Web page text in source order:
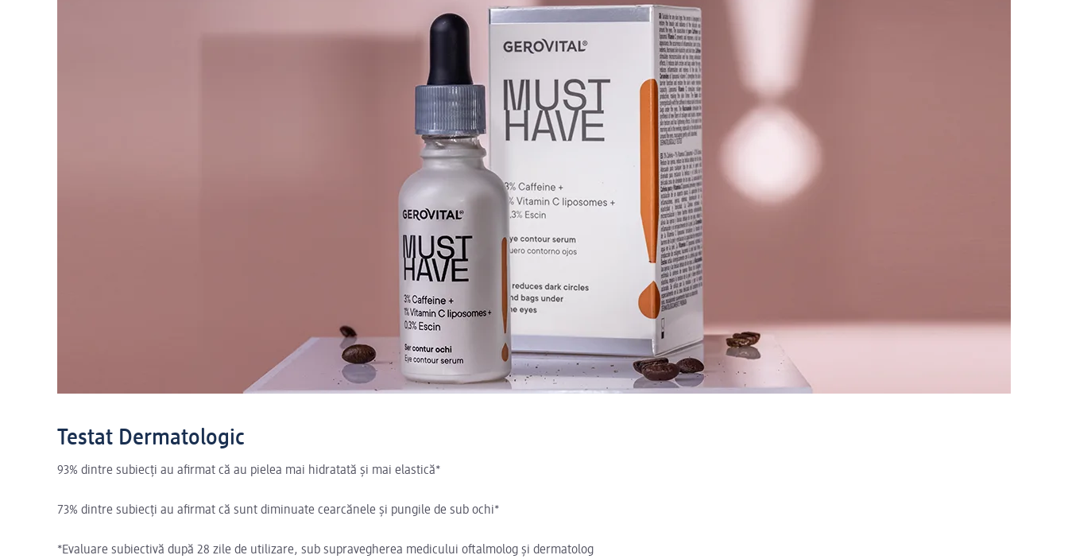
Testat Dermatologic
93% dintre subiecți au afirmat că au pielea mai hidratată și mai elastică*
73% dintre subiecți au afirmat că sunt diminuate cearcănele și pungile de sub ochi*
*Evaluare subiectivă după 28 zile de utilizare, sub supravegherea medicului oftalmolog și dermatolog